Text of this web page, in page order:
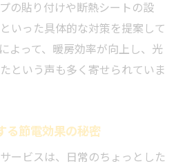
の貼り付けや断熱シートの設
いった具体的な対策を提案して
よって、暖房効率が向上し、光
という声も多く寄せられていま
る節電効果の秘密
ービスは、日常のちょっとした